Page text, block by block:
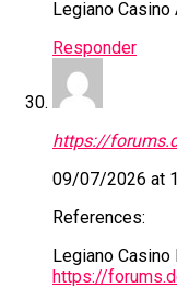
Legiano Casino
Responder
https://
09/07/2026 at
References:
Legiano Casino
https://